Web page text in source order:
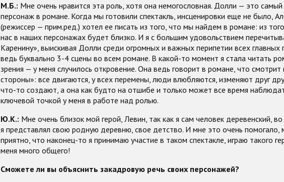
М.Б.: Мне очень нравится эта роль, хотя она немогословная. Долли — это самый
персонаж в романе. Когда мы готовили спектакль, инсценировки еще не было,
(режиссер — прим.ред.) хотел ее писать из того, что мы найдем в романе: из
нас в наших персонажах будет близко. И я с большим удовольствием
Каренину», выискивая Долли среди огромных и важных перипетии всех главных
ведь буквально 3-4 сцены во всем романе. В какой-то момент я стала читать
зрения — у меня случилось откровение. Она ведь говорит в романе, что смотрит
стороны»: все двигаются, у всех перемены, люди влюбляются, изменяют друг
что-то создают, а она как будто на отшибе и только может все время
ключевой точкой у меня в работе над ролью.
Ю.К.: Мне очень близок мой герой, Левин, так как я сам человек деревенский,
я представлял свою родную деревню, свое детство. И мне это очень помогало,
приятно, что наконец-то я принимаю участие в таком спектакле, играю такого
меня много общего!
Сможете ли вы объяснить закадровую речь своих персонажей?